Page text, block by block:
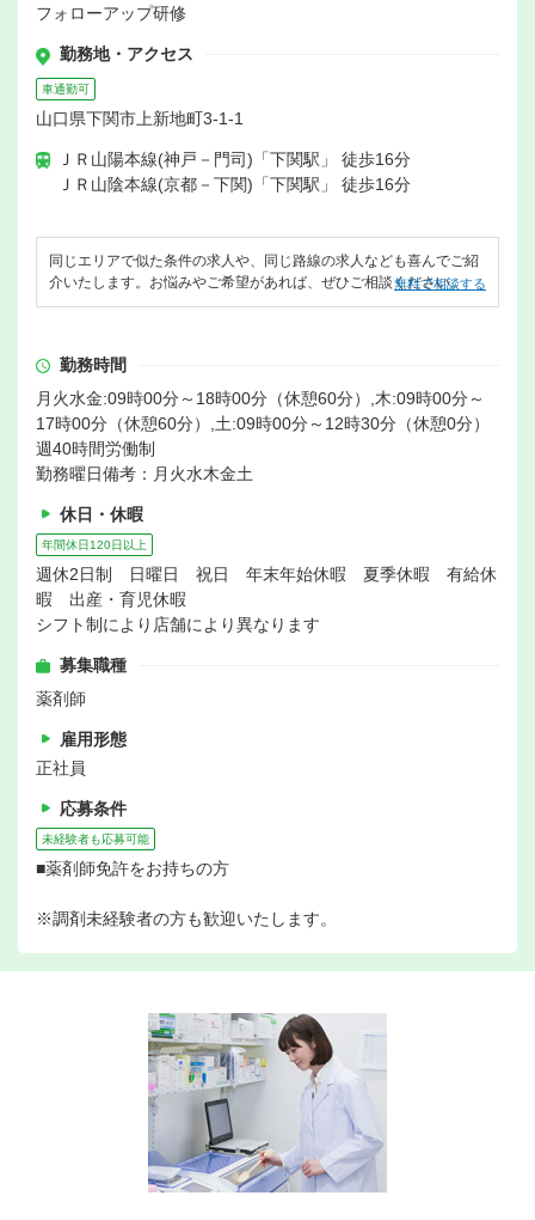
フォローアップ研修
勤務地・アクセス
車通勤可
山口県下関市上新地町3-1-1
ＪＲ山陽本線(神戸－門司)「下関駅」 徒歩16分
ＪＲ山陰本線(京都－下関)「下関駅」 徒歩16分
同じエリアで似た条件の求人や、同じ路線の求人なども喜んでご紹
介いたします。お悩みやご希望があれば、ぜひご相談ください。
無料で相談する
勤務時間
月火水金:09時00分～18時00分（休憩60分）,木:09時00分～
17時00分（休憩60分）,土:09時00分～12時30分（休憩0分）
週40時間労働制
勤務曜日備考：月火水木金土
休日・休暇
年間休日120日以上
週休2日制 日曜日 祝日 年末年始休暇 夏季休暇 有給休
暇 出産・育児休暇
シフト制により店舗により異なります
募集職種
薬剤師
雇用形態
正社員
応募条件
未経験者も応募可能
■薬剤師免許をお持ちの方
※調剤未経験者の方も歓迎いたします。